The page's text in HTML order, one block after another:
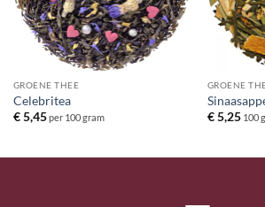
GROENE THEE
Celebritea
€5,45per 100 gram
GROENE
€5,25100